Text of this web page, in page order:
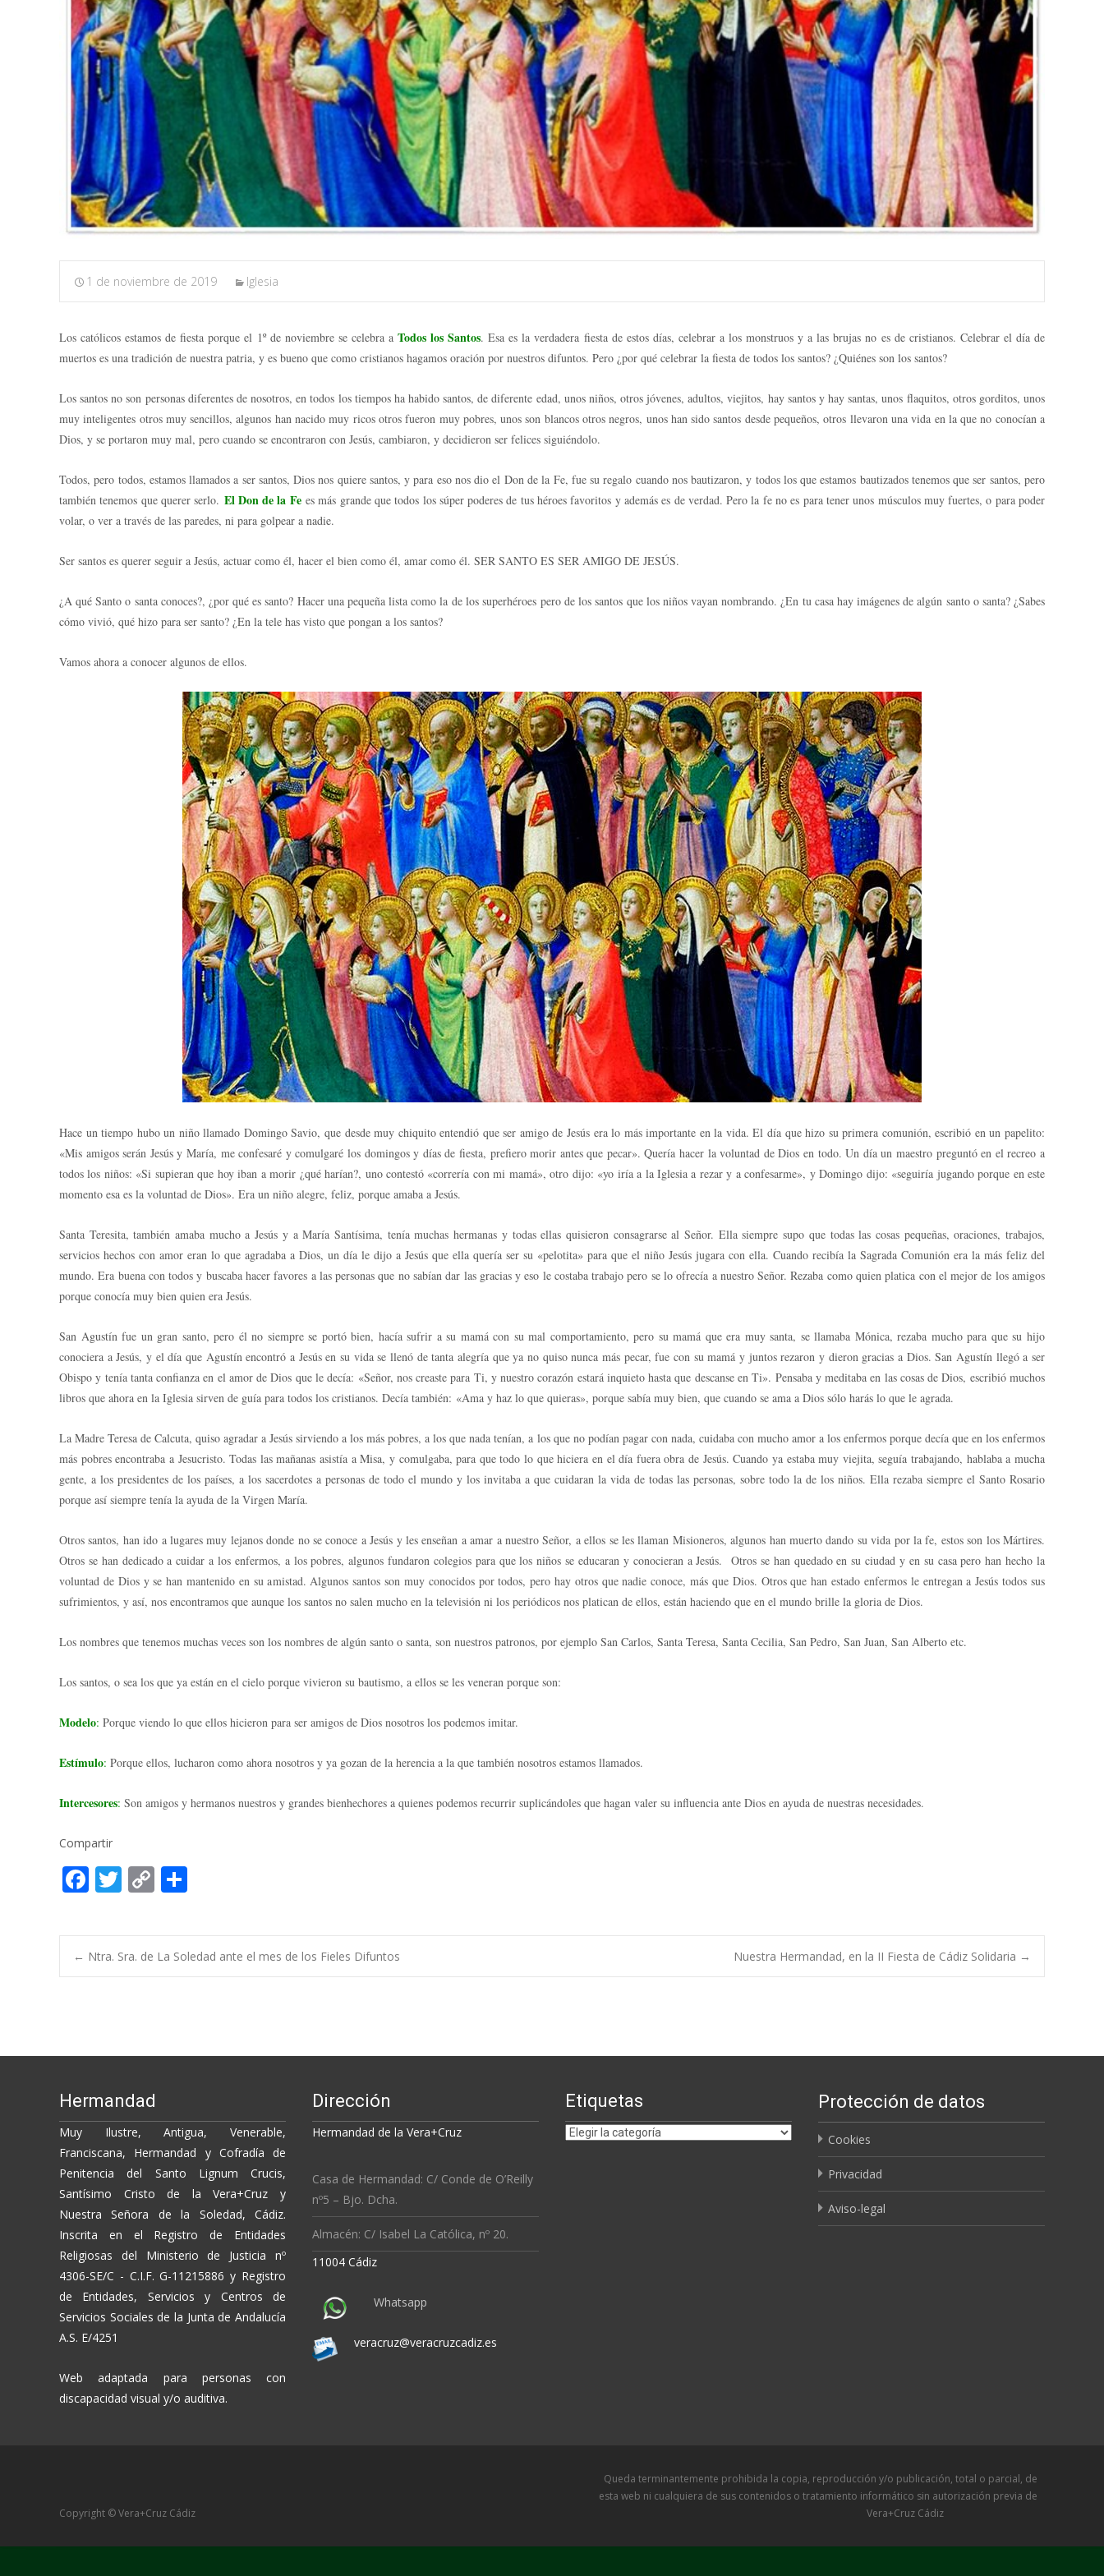
1 de noviembre de 2019 Iglesia
Los católicos estamos de fiesta porque el 1º de noviembre se celebra a Todos los Santos. Esa es la verdadera fiesta de estos días, celebrar a los monstruos y a las brujas no es de cristianos. Celebrar el día de
muertos es una tradición de nuestra patria, y es bueno que como cristianos hagamos oración por nuestros difuntos. Pero ¿por qué celebrar la fiesta de todos los santos? ¿Quiénes son los santos?
Los santos no son personas diferentes de nosotros, en todos los tiempos ha habido santos, de diferente edad, unos niños, otros jóvenes, adultos, viejitos, hay santos y hay santas, unos flaquitos, otros gorditos, unos
muy inteligentes otros muy sencillos, algunos han nacido muy ricos otros fueron muy pobres, unos son blancos otros negros, unos han sido santos desde pequeños, otros llevaron una vida en la que no conocían a
Dios, y se portaron muy mal, pero cuando se encontraron con Jesús, cambiaron, y decidieron ser felices siguiéndolo.
Todos, pero todos, estamos llamados a ser santos, Dios nos quiere santos, y para eso nos dio el Don de la Fe, fue su regalo cuando nos bautizaron, y todos los que estamos bautizados tenemos que ser santos, pero
también tenemos que querer serlo. El Don de la Fees más grande que todos los súper poderes de tus héroes favoritos y además es de verdad. Pero la fe no es para tener unos músculos muy fuertes, o para poder
volar, o ver a través de las paredes, ni para golpear a nadie.
Ser santos es querer seguir a Jesús, actuar como él, hacer el bien como él, amar como él. SER SANTO ES SER AMIGO DE JESÚS.
¿A qué Santo o santa conoces?, ¿por qué es santo? Hacer una pequeña lista como la de los superhéroes pero de los santos que los niños vayan nombrando. ¿En tu casa hay imágenes de algún santo o santa? ¿Sabes
cómo vivió, qué hizo para ser santo? ¿En la tele has visto que pongan a los santos?
Vamos ahora a conocer algunos de ellos.
Hace un tiempo hubo un niño llamado Domingo Savio, que desde muy chiquito entendió que ser amigo de Jesús era lo más importante en la vida. El día que hizo su primera comunión, escribió en un papelito:
«Mis amigos serán Jesús y María, me confesaré y comulgaré los domingos y días de fiesta, prefiero morir antes que pecar». Quería hacer la voluntad de Dios en todo. Un día un maestro preguntó en el recreo a
todos los niños: «Si supieran que hoy iban a morir ¿qué harían?, uno contestó «correría con mi mamá», otro dijo: «yo iría a la Iglesia a rezar y a confesarme», y Domingo dijo: «seguiría jugando porque en este
momento esa es la voluntad de Dios». Era un niño alegre, feliz, porque amaba a Jesús.
Santa Teresita, también amaba mucho a Jesús y a María Santísima, tenía muchas hermanas y todas ellas quisieron consagrarse al Señor. Ella siempre supo que todas las cosas pequeñas, oraciones, trabajos,
servicios hechos con amor eran lo que agradaba a Dios, un día le dijo a Jesús que ella quería ser su «pelotita» para que el niño Jesús jugara con ella. Cuando recibía la Sagrada Comunión era la más feliz del
mundo. Era buena con todos y buscaba hacer favores a las personas que no sabían dar las gracias y eso le costaba trabajo pero se lo ofrecía a nuestro Señor. Rezaba como quien platica con el mejor de los amigos
porque conocía muy bien quien era Jesús.
San Agustín fue un gran santo, pero él no siempre se portó bien, hacía sufrir a su mamá con su mal comportamiento, pero su mamá que era muy santa, se llamaba Mónica, rezaba mucho para que su hijo
conociera a Jesús, y el día que Agustín encontró a Jesús en su vida se llenó de tanta alegría que ya no quiso nunca más pecar, fue con su mamá y juntos rezaron y dieron gracias a Dios. San Agustín llegó a ser
Obispo y tenía tanta confianza en el amor de Dios que le decía: «Señor, nos creaste para Ti, y nuestro corazón estará inquieto hasta que descanse en Ti». Pensaba y meditaba en las cosas de Dios, escribió muchos
libros que ahora en la Iglesia sirven de guía para todos los cristianos. Decía también: «Ama y haz lo que quieras», porque sabía muy bien, que cuando se ama a Dios sólo harás lo que le agrada.
La Madre Teresa de Calcuta, quiso agradar a Jesús sirviendo a los más pobres, a los que nada tenían, a los que no podían pagar con nada, cuidaba con mucho amor a los enfermos porque decía que en los enfermos
más pobres encontraba a Jesucristo. Todas las mañanas asistía a Misa, y comulgaba, para que todo lo que hiciera en el día fuera obra de Jesús. Cuando ya estaba muy viejita, seguía trabajando, hablaba a mucha
gente, a los presidentes de los países, a los sacerdotes a personas de todo el mundo y los invitaba a que cuidaran la vida de todas las personas, sobre todo la de los niños. Ella rezaba siempre el Santo Rosario
porque así siempre tenía la ayuda de la Virgen María.
Otros santos, han ido a lugares muy lejanos donde no se conoce a Jesús y les enseñan a amar a nuestro Señor, a ellos se les llaman Misioneros, algunos han muerto dando su vida por la fe, estos son los Mártires.
Otros se han dedicado a cuidar a los enfermos, a los pobres, algunos fundaron colegios para que los niños se educaran y conocieran a Jesús. Otros se han quedado en su ciudad y en su casa pero han hecho la
voluntad de Dios y se han mantenido en su amistad. Algunos santos son muy conocidos por todos, pero hay otros que nadie conoce, más que Dios. Otros que han estado enfermos le entregan a Jesús todos sus
sufrimientos, y así, nos encontramos que aunque los santos no salen mucho en la televisión ni los periódicos nos platican de ellos, están haciendo que en el mundo brille la gloria de Dios.
Los nombres que tenemos muchas veces son los nombres de algún santo o santa, son nuestros patronos, por ejemplo San Carlos, Santa Teresa, Santa Cecilia, San Pedro, San Juan, San Alberto etc.
Los santos, o sea los que ya están en el cielo porque vivieron su bautismo, a ellos se les veneran porque son:
Modelo: Porque viendo lo que ellos hicieron para ser amigos de Dios nosotros los podemos imitar.
Estímulo: Porque ellos, lucharon como ahora nosotros y ya gozan de la herencia a la que también nosotros estamos llamados.
Intercesores: Son amigos y hermanos nuestros y grandes bienhechores a quienes podemos recurrir suplicándoles que hagan valer su influencia ante Dios en ayuda de nuestras necesidades.
Compartir
F
ac
e
b
o
T
w
itt
er
C
o
p
y
Li
m
p
ar
Post
← Ntra. Sra. de La Soledad ante el mes de los Fieles Difuntos Nuestra Hermandad, en la II Fiesta de Cádiz Solidaria →
Hermandad
Muy Ilustre, Antigua, Venerable,
Franciscana, Hermandad y Cofradía de
Penitencia del Santo Lignum Crucis,
Santísimo Cristo de la Vera+Cruz y
Nuestra Señora de la Soledad, Cádiz.
Inscrita en el Registro de Entidades
Religiosas del Ministerio de Justicia nº
4306-SE/C - C.I.F. G-11215886 y Registro
de Entidades, Servicios y Centros de
Servicios Sociales de la Junta de Andalucía
A.S. E/4251
Web adaptada para personas con
discapacidad visual y/o auditiva.
Dirección
Hermandad de la Vera+Cruz
Casa de Hermandad: C/ Conde de O’Reilly
nº5 – Bjo. Dcha.
Almacén: C/ Isabel La Católica, nº 20.
11004 Cádiz
Whatsapp
veracruz@veracruzcadiz.es
Etiquetas
Etiquetas
Protección de datos
Cookies
Privacidad
Aviso-legal
Copyright © Vera+Cruz Cádiz
Queda terminantemente prohibida la copia, reproducción y/o publicación, total o parcial, de
esta web ni cualquiera de sus contenidos o tratamiento informático sin autorización previa de
Vera+Cruz Cádiz